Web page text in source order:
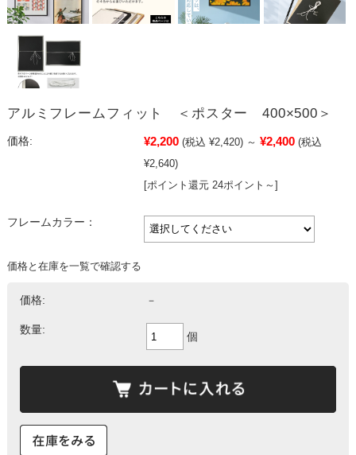
アルミフレームフィット ＜ポスター 400×500＞
価格: ¥2,200 (税込 ¥2,420) ～ ¥2,400 (税込
¥2,640)
[ポイント還元 24ポイント～]
フレームカラー：
価格と在庫を一覧で確認する
価格: －
数量:
個